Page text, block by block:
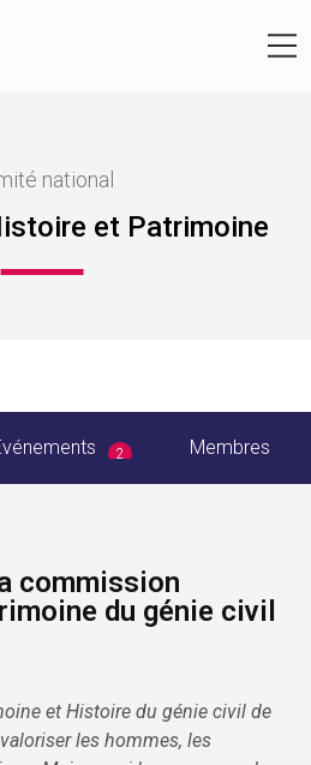
national
et Patrimoine
2 Membres
commission
du génie civil
et Histoire du génie civil de
les hommes, les